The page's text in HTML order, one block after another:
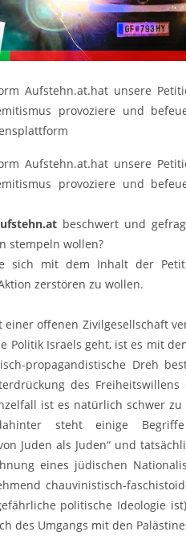
Aufstehn.at.hat unsere
provoziere und
Aufstehn.at.hat unsere
provoziere und
beschwert und
stempeln wollen?
sich mit dem Inhalt der
zerstören zu wollen.
offenen Zivilgesellschaft
Politik Israels geht, ist es mit
propagandistische Dreh
des
ist es natürlich schwer
steht einige Begriffe
Juden als Juden“ und
eines jüdischen
chauvinistisch-
politische Ideologie
des Umgangs mit den